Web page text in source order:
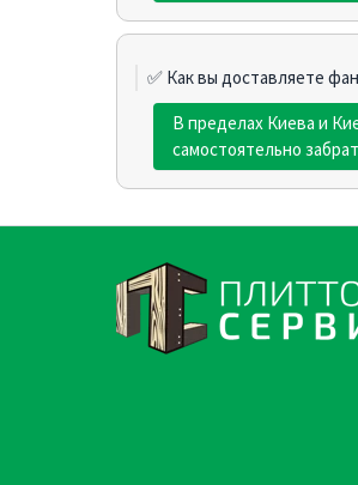
✅ Как вы доставляете
В пределах Киева и
самостоятельно